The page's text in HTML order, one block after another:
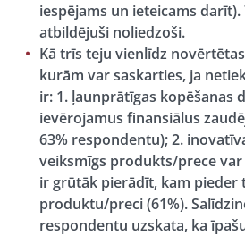
iespējams un ieteicams
atbildējuši noliedzoši.
Kā trīs teju vienlīdz
kurām var saskarties, ja
ir: 1. ļaunprātīgas kopēšanas
ievērojamus finansiālus
63% respondentu); 2.
veiksmīgs produkts/prece var
ir grūtāk pierādīt, kam pieder
produktu/preci (61%).
respondentu uzskata, ka